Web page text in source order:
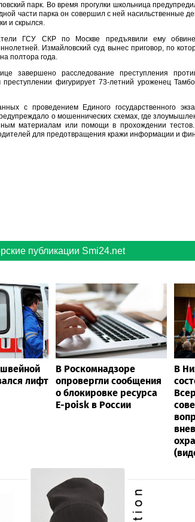
парк. Во время прогулки школьница
части парка он совершил с ней насильственные
и скрылся.
ГСУ СКР по Москве предъявили ему
Измайловский суд вынес приговор, по
полтора года.
завершено расследование преступления
фигурирует 73-летний уроженец
с проведением Единого государственного
о мошеннических схемах, где
материалам или помощи в прохождении тестов.
для предотвращения кражи информации и
публикации Smi24.net
лифт
В Роскомнадзоре
опровергли сообщения
о блокировке ресурса
E-poisk в России
В